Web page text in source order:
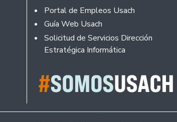
Portal de Empleos Usach
Guía Web Usach
Solicitud de Servicios Dirección
Estratégica Informática